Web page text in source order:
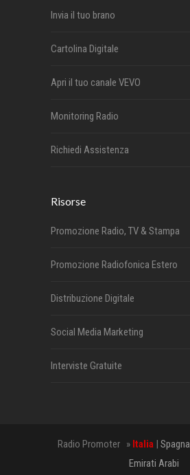
Invia il tuo brano
Cartolina Digitale
Apri il tuo canale VEVO
Monitoring Radio
Richiedi Assistenza
Risorse
Promozione Radio, TV & Stampa
Promozione Radiofonica Estero
Distribuzione Digitale
Social Media Marketing
Interviste Gratuite
Radio Promoter » Italia| Spagna
Emirati Arabi